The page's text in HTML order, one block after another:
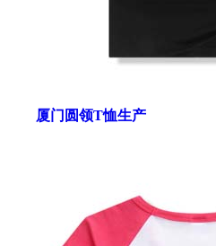
厦门圆领T恤生产